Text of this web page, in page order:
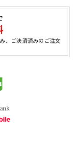
、ご決済済みのご注文